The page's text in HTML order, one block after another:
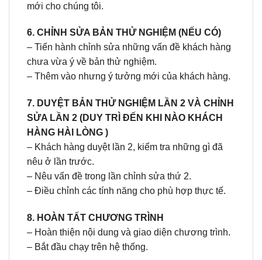
mới cho chúng tôi.
6. CHỈNH SỬA BẢN THỬ NGHIỆM (NẾU CÓ)
– Tiến hành chỉnh sửa những vấn đề khách hàng
chưa vừa ý về bản thử nghiệm.
– Thêm vào nhưng ý tưởng mới của khách hàng.
7. DUYỆT BẢN THỬ NGHIỆM LẦN 2 VÀ CHỈNH
SỬA LẦN 2 (DUY TRÌ ĐẾN KHI NÀO KHÁCH
HÀNG HÀI LÒNG )
– Khách hàng duyệt lần 2, kiểm tra những gì đã
nêu ở lần trước.
– Nêu vấn đề trong lần chỉnh sửa thứ 2.
– Điều chỉnh các tính năng cho phù hợp thực tế.
8. HOÀN TẤT CHƯƠNG TRÌNH
– Hoàn thiện nội dung và giao diện chương trình.
– Bắt đầu chạy trên hệ thống.